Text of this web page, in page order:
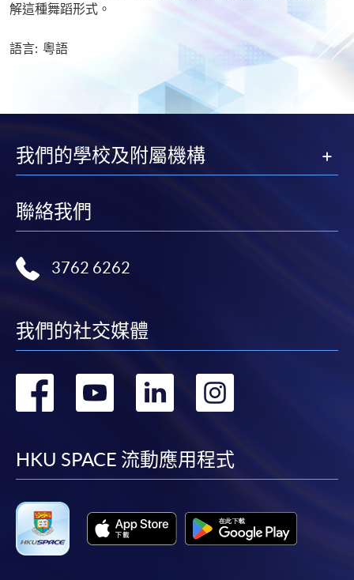
解這種舞蹈形式。
語言: 粵語
我們的學校及附屬機構
聯絡我們
3762 6262
我們的社交媒體
轉
facebook
轉
youtube
轉
linkedin
HKU SPACE 流動應用程式